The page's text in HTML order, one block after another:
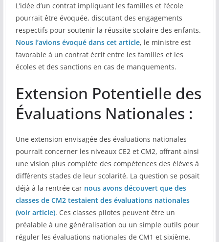
L’idée d’un contrat impliquant les familles et l’école
pourrait être évoquée, discutant des engagements
respectifs pour soutenir la réussite scolaire des enfants.
Nous l’avions évoqué dans cet article, le ministre est
favorable à un contrat écrit entre les familles et les
écoles et des sanctions en cas de manquements.
Extension Potentielle des
Évaluations Nationales :
Une extension envisagée des évaluations nationales
pourrait concerner les niveaux CE2 et CM2, offrant ainsi
une vision plus complète des compétences des élèves à
différents stades de leur scolarité. La question se posait
déjà à la rentrée car nous avons découvert que des
classes de CM2 testaient des évaluations nationales
(voir article). Ces classes pilotes peuvent être un
préalable à une généralisation ou un simple outils pour
réguler les évaluations nationales de CM1 et sixième.